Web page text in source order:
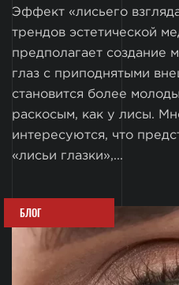
Эффект «лисьего
трендов эстетической
предполагает создание
глаз с приподнятыми
становится более
раскосым, как у лисы.
интересуются, что
«лисьи глазки»,...
БЛОГ